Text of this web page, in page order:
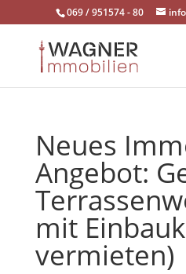
to
content
069 / 951574 - 80
Neues
Angebot:
mit
vermieten)